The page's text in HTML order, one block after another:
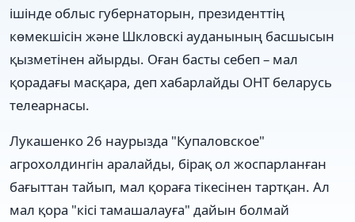
ішінде облыс губернаторын, президенттің
көмекшісін және Шкловскі ауданының басшысын
қызметінен айырды. Оған басты себеп – мал
қорадағы масқара, деп хабарлайды ОНТ беларусь
телеарнасы.
Лукашенко 26 наурызда "Купаловское"
агрохолдингін аралайды, бірақ ол жоспарланған
бағыттан тайып, мал қораға тікесінен тартқан. Ал
мал қора "кісі тамашалауға" дайын болмай